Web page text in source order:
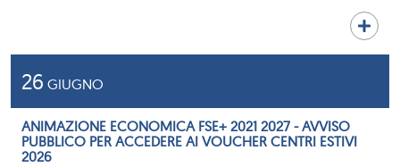
26 GIUGNO
ANIMAZIONE ECONOMICA FSE+ 2021 2027 - AVVISO
PUBBLICO PER ACCEDERE AI VOUCHER CENTRI ESTIVI
2026